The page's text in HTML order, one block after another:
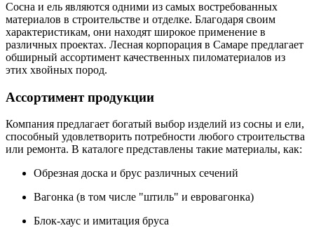
Сосна и ель являются одними из самых востребованных
материалов в строительстве и отделке. Благодаря своим
характеристикам, они находят широкое применение в
различных проектах. Лесная корпорация в Самаре предлагает
обширный ассортимент качественных пиломатериалов из
этих хвойных пород.
Ассортимент продукции
Компания предлагает богатый выбор изделий из сосны и ели,
способный удовлетворить потребности любого строительства
или ремонта. В каталоге представлены такие материалы, как:
Обрезная доска и брус различных сечений
Вагонка (в том числе "штиль" и евровагонка)
Блок-хаус и имитация бруса